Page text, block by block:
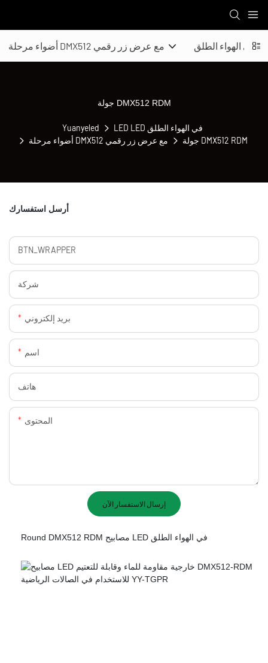
أضواء مرحلة DMX512 مع عرض زر رقمي في الهواء الطلق
جولة DMX512 RDM
Yuanyeled
LED LED في الهواء الطلق
أضواء مرحلة DMX512 مع عرض زر رقمي
جولة DMX512 RDM
أرسل استفسارك
BTN_WRAPPER
شركة
بريد إلكتروني
اسم
هاتف
المحتوى
إرسال الاستفسار الآن
Round DMX512 RDM مصابيح LED في الهواء الطلق